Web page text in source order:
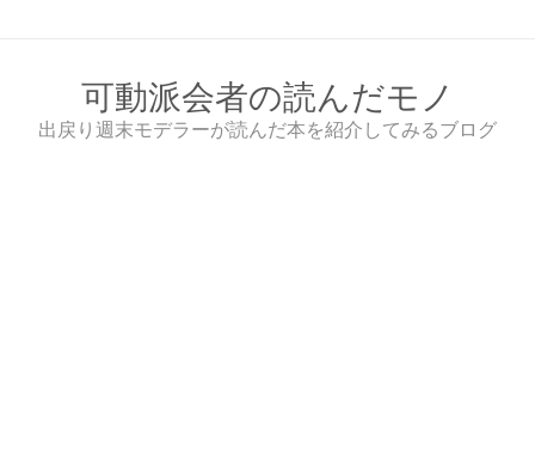
可動派会者の読んだモノ
出戻り週末モデラーが読んだ本を紹介してみるブログ